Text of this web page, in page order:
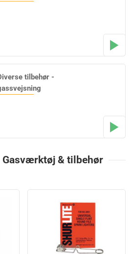
tilbehør -
& tilbehør